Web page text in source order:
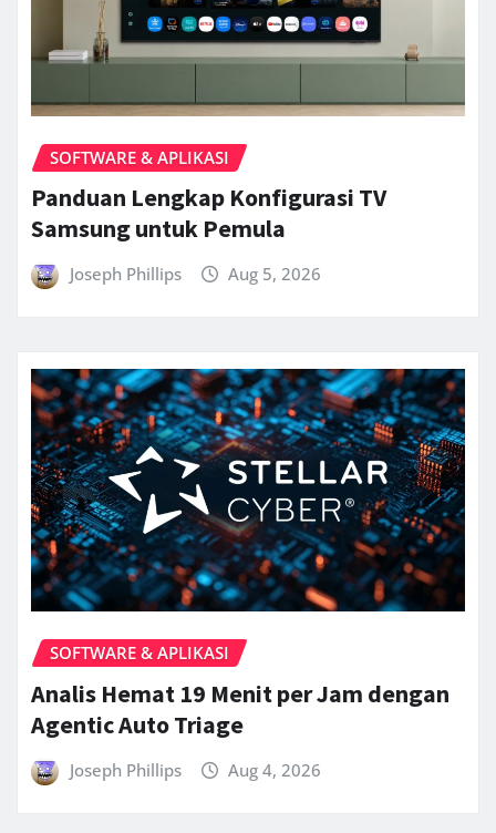
SOFTWARE & APLIKASI
Panduan Lengkap Konfigurasi TV
Samsung untuk Pemula
Joseph Phillips Aug 5, 2026
SOFTWARE & APLIKASI
Analis Hemat 19 Menit per Jam dengan
Agentic Auto Triage
Joseph Phillips Aug 4, 2026